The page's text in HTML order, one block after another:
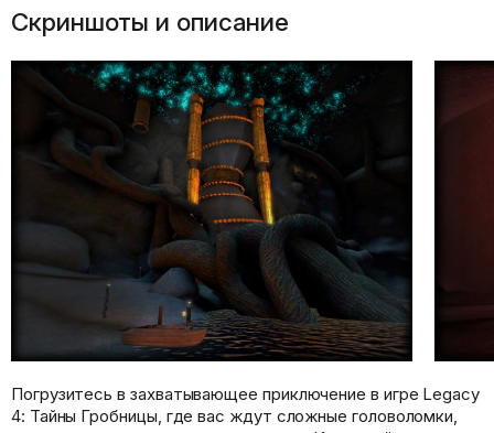
Скриншоты и описание
Погрузитесь в захватывающее приключение в игре Legacy
4: Тайны Гробницы, где вас ждут сложные головоломки,